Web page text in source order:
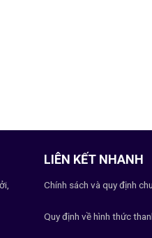
LIÊN KẾT NHANH
Chính sách và quy định
Quy định về hình thức